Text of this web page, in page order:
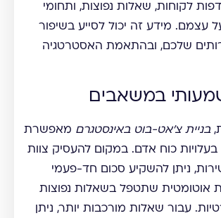
לקוחות, שאלות נפוצות, ותחומי
עצמם. מידע זה יכול לסייע בשיפור
שלכם, ובהתאמת האסטרטגיה
במשאבים
בניית צ'אט-בוט באינסטגרם מאפשרת
כוח אדם. במקום להעסיק צוות
ניתן להשקיע סכום חד-פעמי
שתטפל בשאלות נפוצות
עבור שאלות מורכבות יותר, ניתן